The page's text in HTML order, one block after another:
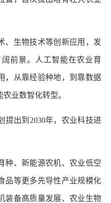
生物技术等创新应用，发
前景。人工智能在农业育
，从靠经验种地，到靠数据
业数智化转型。
出到2030年，农业科技进
、新能源农机、农业低空
品等更多先导性产业规模化
装备高质量发展、农业生物